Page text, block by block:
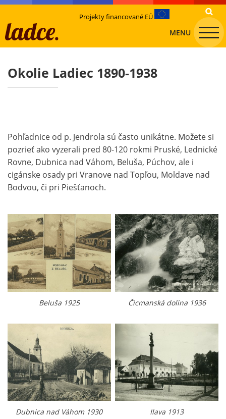
Projekty financované EÚ
MENU
Okolie Ladiec 1890-1938
Pohľadnice od p. Jendrola sú často unikátne. Možete si
pozrieť ako vyzerali pred 80-120 rokmi Pruské, Lednické
Rovne, Dubnica nad Váhom, Beluša, Púchov, ale i
cigánske osady pri Vranove nad Topľou, Moldave nad
Bodvou, či pri Piešťanoch.
Beluša 1925 Čicmanská dolina 1936
Dubnica nad Váhom 1930 Ilava 1913